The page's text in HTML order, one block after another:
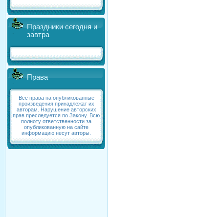
Праздники сегодня и
завтра
Права
Все права на опубликованные
произведения принадлежат их
авторам. Нарушение авторских
прав преследуется по Закону. Всю
полноту ответственности за
опубликованную на сайте
информацию несут авторы.